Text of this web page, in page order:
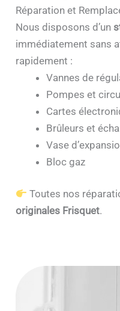
Réparation et
Nous disposons d’un
immédiatement sans
rapidement :
Vannes de
Pompes et
Cartes
Brûleurs et
Vase
Bloc gaz
Toutes nos
originales Frisquet.